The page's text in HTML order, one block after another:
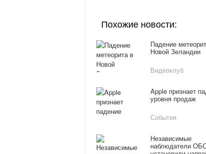
Похожие новости:
Падение
Новой Зеландии
Видеоклуб
Apple признает
уровня продаж
События
Независимые
наблюдатели